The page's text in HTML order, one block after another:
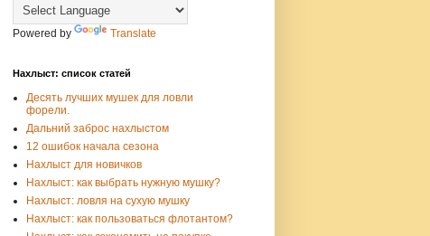
Powered by Translate
Нахлыст: список статей
Десять лучших мушек для ловли
форели.
Дальний заброс нахлыстом
12 ошибок начала сезона
Нахлыст для новичков
Нахлыст: как выбрать нужную мушку?
Нахлыст: ловля на сухую мушку
Нахлыст: как пользоваться флотантом?